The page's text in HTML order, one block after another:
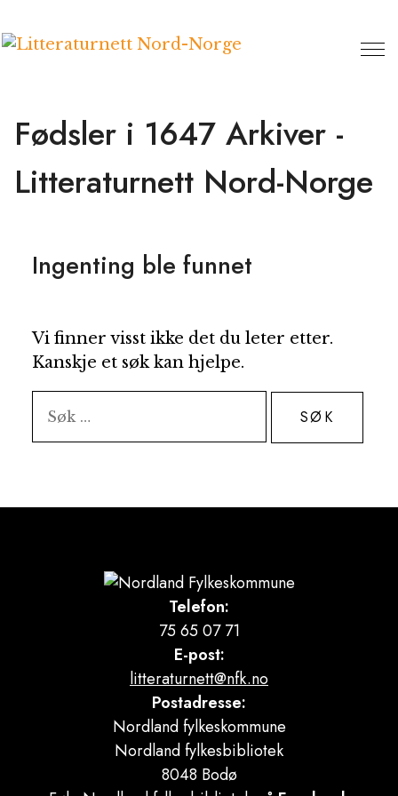
til
Fødsler i 1647 Arkiver -
Litteraturnett Nord-Norge
Ingenting ble funnet
Vi finner visst ikke det du leter etter.
Kanskje et søk kan hjelpe.
etter:
Telefon:
75 65 07 71
E-post:
litteraturnett@nfk.no
Postadresse:
Nordland fylkeskommune
Nordland fylkesbibliotek
8048 Bodø